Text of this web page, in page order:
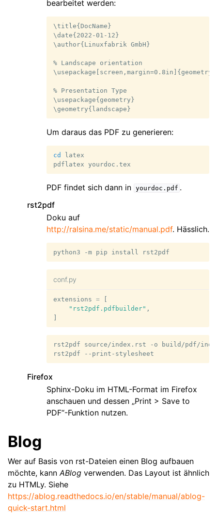
bearbeitet werden:
\title{DocName}
\date{2022-01-12}
\author{Linuxfabrik GmbH}
% Landscape orientation
\usepackage[screen,margin=0.8in]{geometry}
% Presentation Type
\usepackage{geometry}
Um daraus das PDF zu generieren:
cd
latex
pdflatex
PDF findet sich dann in yourdoc.pdf .
rst2pdf
Doku auf
http://ralsina.me/static/manual.pdf. Hässlich.
python3 -m pip install
conf.py
extensions =
"rst2pdf.pdfbuilder" ,
rst2pdf source/index.rst -o
build/pdf/
rst2pdf
Firefox
Sphinx-Doku im HTML-Format im Firefox
anschauen und dessen „Print > Save to
PDF“-Funktion nutzen.
Blog
Wer auf Basis von rst-Dateien einen Blog aufbauen
möchte, kannABlog verwenden. Das Layout ist ähnlich
zu HTMLy. Siehe
https://ablog.readthedocs.io/en/stable/manual/ablog-
quick-start.html